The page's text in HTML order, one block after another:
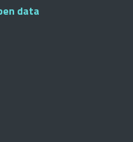
data